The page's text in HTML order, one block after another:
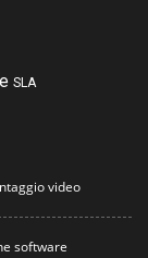
e SLA
video
software